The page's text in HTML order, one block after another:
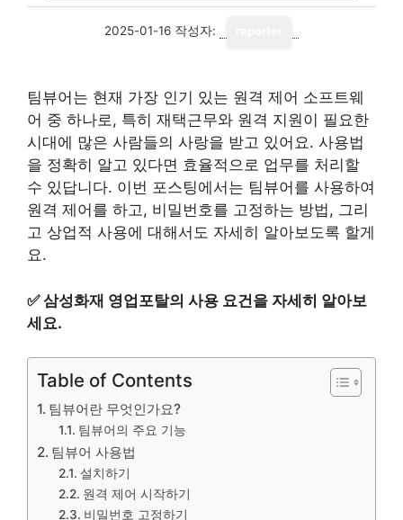
2025-01-16 작성자:
팀뷰어는 현재 가장 인기 있는 원격 제어 소프트웨
어 중 하나로, 특히 재택근무와 원격 지원이 필요한
시대에 많은 사람들의 사랑을 받고 있어요. 사용법
을 정확히 알고 있다면 효율적으로 업무를 처리할
수 있답니다. 이번 포스팅에서는 팀뷰어를 사용하여
원격 제어를 하고, 비밀번호를 고정하는 방법, 그리
고 상업적 사용에 대해서도 자세히 알아보도록 할게
요.
✅삼성화재 영업포탈의 사용 요건을 자세히 알아보
세요.
Table of Contents
팀뷰어란 무엇인가요?
팀뷰어의 주요 기능
팀뷰어 사용법
설치하기
원격 제어 시작하기
비밀번호 고정하기